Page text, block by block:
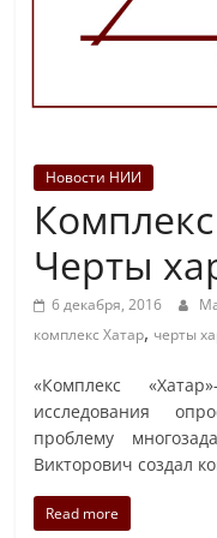
Новости НИИ
Черты
6 декабря, 2016
комплекс Хатар, черты
«Комплекс
исследования
проблему
Викторович создал
Read more